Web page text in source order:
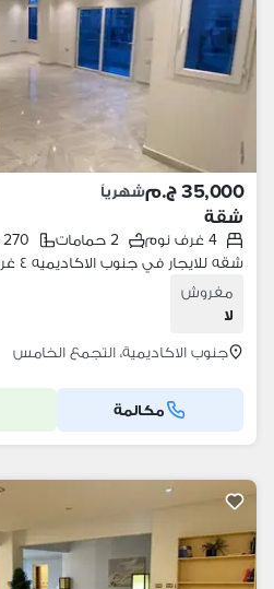
35,000 ج.م شهرياً
شقة
4 غرف نوم 2 حمامات
270 م٢
شقه للايجار في جنوب الاكاديميه ٤ غرف
مفروش
لا
جنوب الاكاديمية، التجمع الخامس
مكالمة